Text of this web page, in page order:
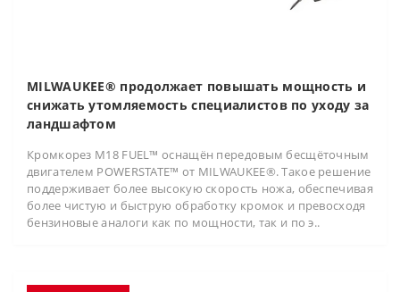
MILWAUKEE® продолжает повышать мощность и
снижать утомляемость специалистов по уходу за
ландшафтом
Кромкорез M18 FUEL™ оснащён передовым бесщёточным
двигателем POWERSTATE™ от MILWAUKEE®. Такое решение
поддерживает более высокую скорость ножа, обеспечивая
более чистую и быструю обработку кромок и превосходя
бензиновые аналоги как по мощности, так и по э..